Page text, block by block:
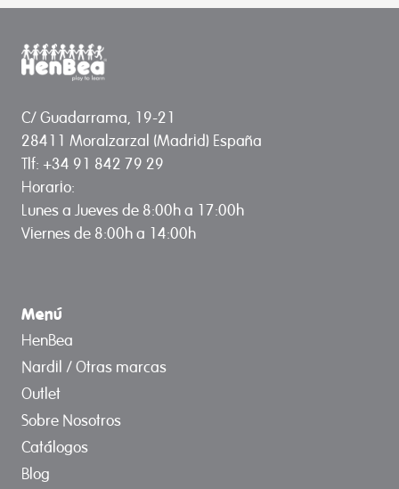
C/ Guadarrama, 19-21
28411 Moralzarzal (Madrid) España
Tlf: +34 91 842 79 29
Horario:
Lunes a Jueves de 8:00h a 17:00h
Viernes de 8:00h a 14:00h
Menú
HenBea
Nardil / Otras marcas
Outlet
Sobre Nosotros
Catálogos
Blog